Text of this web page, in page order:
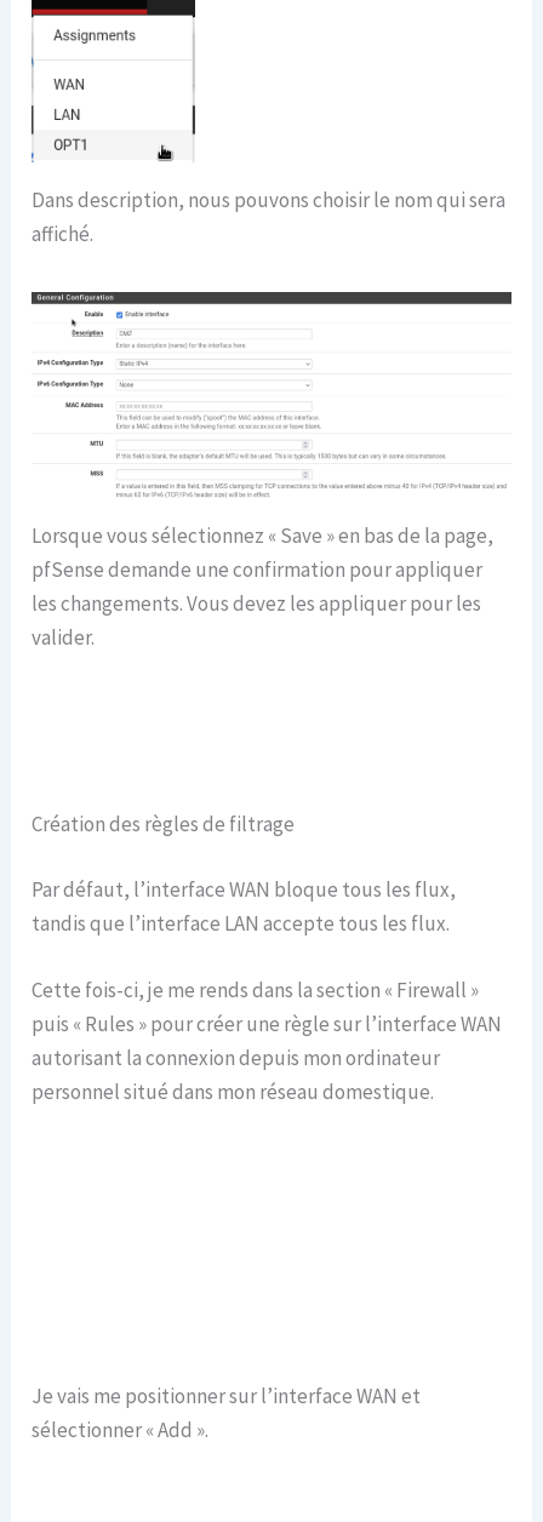
Dans description, nous pouvons choisir le nom qui sera
affiché.
Lorsque vous sélectionnez « Save » en bas de la page,
pfSense demande une confirmation pour appliquer
les changements. Vous devez les appliquer pour les
valider.
Création des règles de filtrage
Par défaut, l’interface WAN bloque tous les flux,
tandis que l’interface LAN accepte tous les flux.
Cette fois-ci, je me rends dans la section « Firewall »
puis « Rules » pour créer une règle sur l’interface WAN
autorisant la connexion depuis mon ordinateur
personnel situé dans mon réseau domestique.
Je vais me positionner sur l’interface WAN et
sélectionner « Add ».